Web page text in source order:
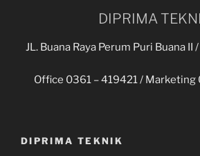
DIPRIMA
JL. Buana Raya Perum Puri Buana II
Office 0361 – 419421 /
DIPRIMA TEKNIK